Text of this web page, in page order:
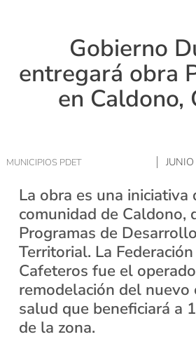
Gobierno
entregará obra
en Caldono,
MUNICIPIOS PDET
La obra es una iniciativa
comunidad de Caldono,
Programas de
Territorial. La
Cafeteros fue el
remodelación del nuevo
salud que beneficiará a
de la zona.